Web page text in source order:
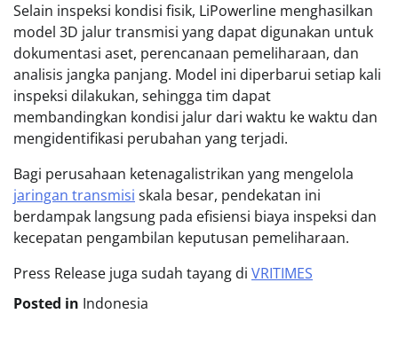
Selain inspeksi kondisi fisik, LiPowerline menghasilkan
model 3D jalur transmisi yang dapat digunakan untuk
dokumentasi aset, perencanaan pemeliharaan, dan
analisis jangka panjang. Model ini diperbarui setiap kali
inspeksi dilakukan, sehingga tim dapat
membandingkan kondisi jalur dari waktu ke waktu dan
mengidentifikasi perubahan yang terjadi.
Bagi perusahaan ketenagalistrikan yang mengelola
jaringan transmisi skala besar, pendekatan ini
berdampak langsung pada efisiensi biaya inspeksi dan
kecepatan pengambilan keputusan pemeliharaan.
Press Release juga sudah tayang di VRITIMES
Posted in Indonesia